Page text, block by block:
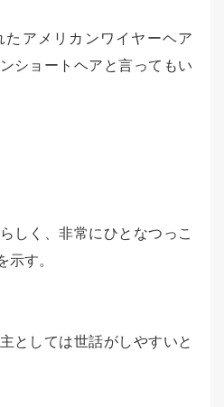
たアメリカンワイヤーヘア
ショートヘアと言ってもい
しく、非常にひとなつっこ
示す。
としては世話がしやすいと